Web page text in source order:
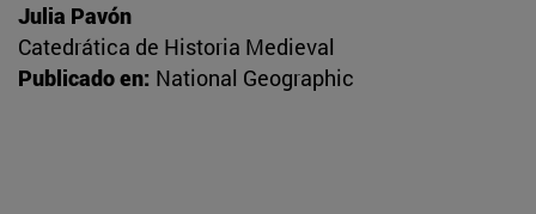
Julia Pavón
Catedrática de Historia Medieval
Publicado en: National Geographic